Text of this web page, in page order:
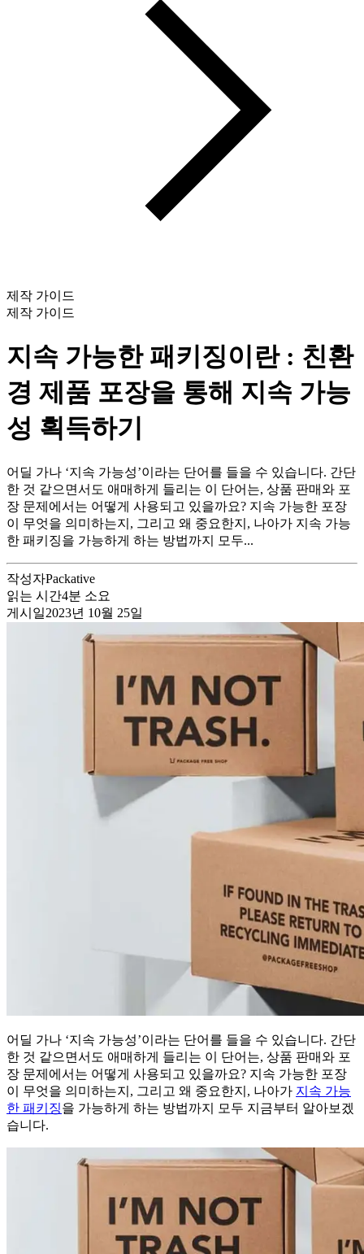
제작 가이드
제작 가이드
지속 가능한 패키징이란 : 친환
경 제품 포장을 통해 지속 가능
성 획득하기
어딜 가나 ‘지속 가능성’이라는 단어를 들을 수 있습니다. 간단
한 것 같으면서도 애매하게 들리는 이 단어는, 상품 판매와 포
장 문제에서는 어떻게 사용되고 있을까요? 지속 가능한 포장
이 무엇을 의미하는지, 그리고 왜 중요한지, 나아가 지속 가능
한 패키징을 가능하게 하는 방법까지 모두...
작성자Packative
읽는 시간4분 소요
게시일2023년 10월 25일
어딜 가나 ‘지속 가능성’이라는 단어를 들을 수 있습니다. 간단
한 것 같으면서도 애매하게 들리는 이 단어는, 상품 판매와 포
장 문제에서는 어떻게 사용되고 있을까요? 지속 가능한 포장
이 무엇을 의미하는지, 그리고 왜 중요한지, 나아가 지속 가능
한 패키징을 가능하게 하는 방법까지 모두 지금부터 알아보겠
습니다.